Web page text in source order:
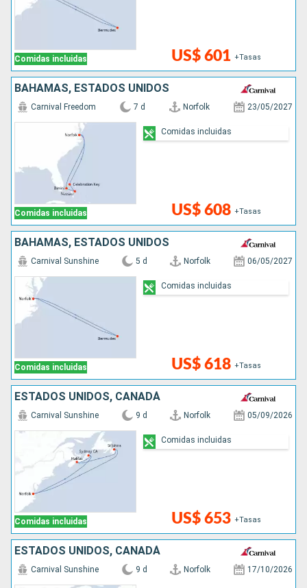
Comidas incluidas US$ 601 +Tasas
BAHAMAS, ESTADOS UNIDOS
Comidas incluidas
Carnival Freedom 7 d Norfolk 23/05/2027
US$ 608 +Tasas
Comidas incluidas
BAHAMAS, ESTADOS UNIDOS
Comidas incluidas
Carnival Sunshine 5 d Norfolk 06/05/2027
US$ 618 +Tasas
Comidas incluidas
ESTADOS UNIDOS, CANADÁ
Comidas incluidas
Carnival Sunshine 9 d Norfolk 05/09/2026
US$ 653 +Tasas
Comidas incluidas
ESTADOS UNIDOS, CANADÁ
Carnival Sunshine 9 d Norfolk 17/10/2026